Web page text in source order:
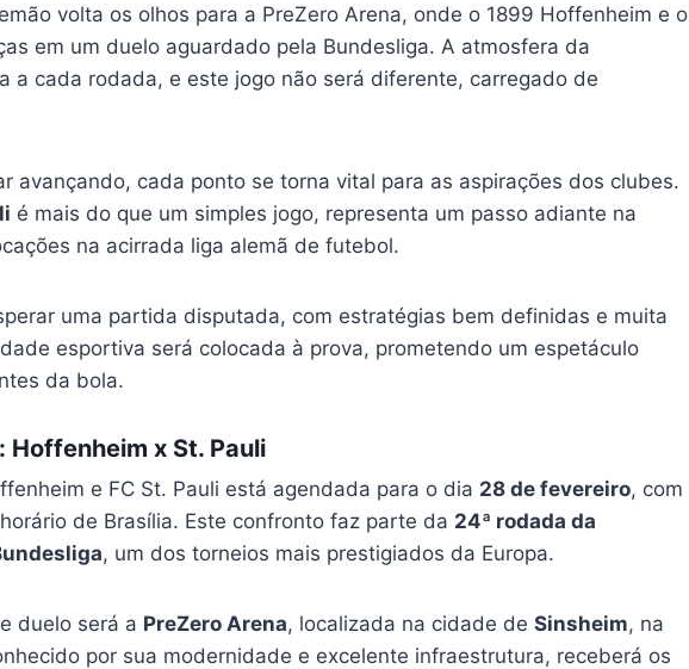
volta os olhos para a PreZero Arena, onde o 1899 Hoffenheim e o
em um duelo aguardado pela Bundesliga. A atmosfera da
a cada rodada, e este jogo não será diferente, carregado de
avançando, cada ponto se torna vital para as aspirações dos clubes.
é mais do que um simples jogo, representa um passo adiante na
na acirrada liga alemã de futebol.
uma partida disputada, com estratégias bem definidas e muita
esportiva será colocada à prova, prometendo um espetáculo
da bola.
x St. Pauli
e FC St. Pauli está agendada para o dia 28 de fevereiro, com
de Brasília. Este confronto faz parte da 24ª rodada da
, um dos torneios mais prestigiados da Europa.
duelo será a PreZero Arena, localizada na cidade de Sinsheim, na
por sua modernidade e excelente infraestrutura, receberá os